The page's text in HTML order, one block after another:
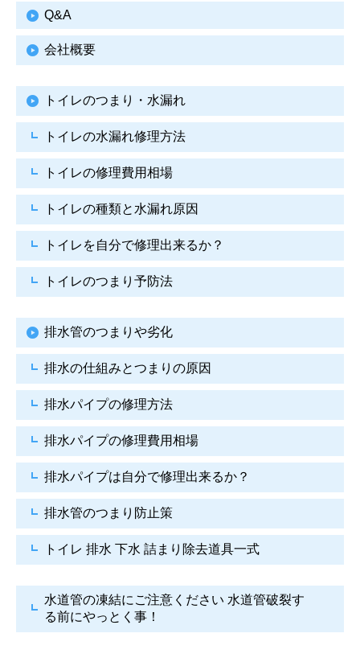
Q&A
会社概要
トイレのつまり・水漏れ
トイレの水漏れ修理方法
トイレの修理費用相場
トイレの種類と水漏れ原因
トイレを自分で修理出来るか？
トイレのつまり予防法
排水管のつまりや劣化
排水の仕組みとつまりの原因
排水パイプの修理方法
排水パイプの修理費用相場
排水パイプは自分で修理出来るか？
排水管のつまり防止策
トイレ 排水 下水 詰まり除去道具一式
水道管の凍結にご注意ください 水道管破裂す
る前にやっとく事！